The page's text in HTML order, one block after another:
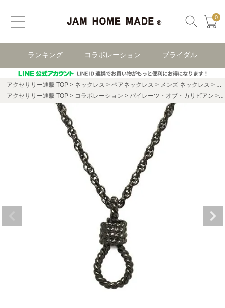
0
ランキング コラボレーション ブライダル
アクセサリー通販 TOP ネックレス ペアネックレス メンズ ネックレス
パ
アクセサリー通販 TOP
コラボレーション パイレーツ・オブ・カリビアン